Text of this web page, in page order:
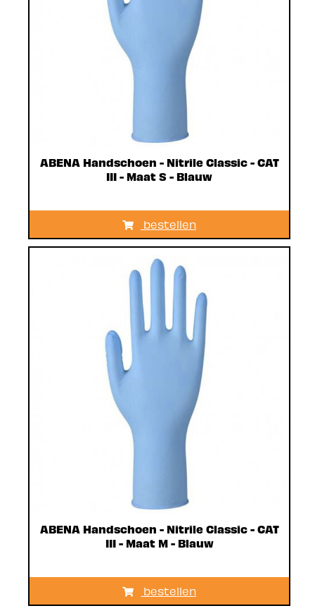
ABENA Handschoen - Nitrile Classic - CAT
III - Maat S - Blauw
bestellen
ABENA Handschoen - Nitrile Classic - CAT
III - Maat M - Blauw
bestellen